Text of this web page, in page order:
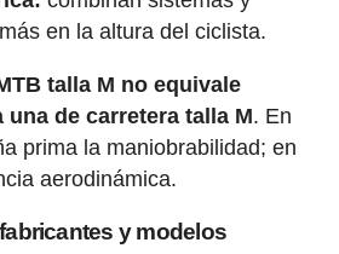
en la altura del ciclista.
talla M no equivale
una de carretera talla M. En
prima la maniobrabilidad; en
aerodinámica.
y modelos